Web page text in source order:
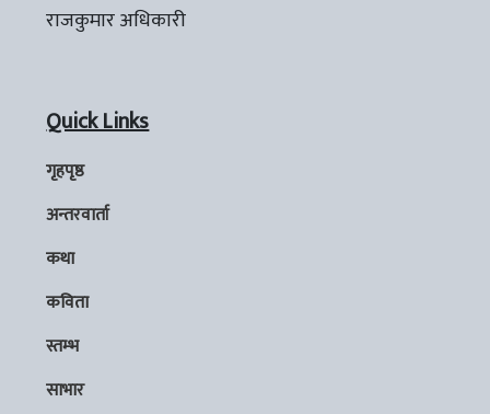
राजकुमार अधिकारी
Quick Links
गृहपृष्ठ
अन्तरवार्ता
कथा
कविता
स्तम्भ
साभार